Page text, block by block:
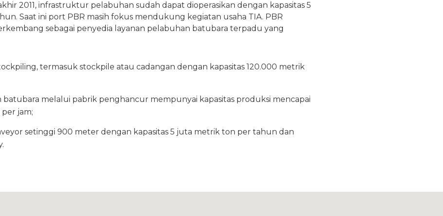
2011, infrastruktur pelabuhan sudah dapat dioperasikan dengan kapasitas 5
Saat ini port PBR masih fokus mendukung kegiatan usaha TIA. PBR
sebagai penyedia layanan pelabuhan batubara terpadu yang
termasuk stockpile atau cadangan dengan kapasitas 120.000 metrik
batubara melalui pabrik penghancur mempunyai kapasitas produksi mencapai
jam;
setinggi 900 meter dengan kapasitas 5 juta metrik ton per tahun dan